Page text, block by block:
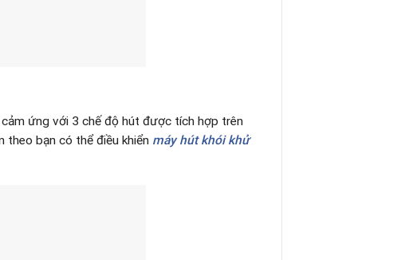
ứng với 3 chế độ hút được tích hợp trên
theo bạn có thể điều khiển máy hút khói khử